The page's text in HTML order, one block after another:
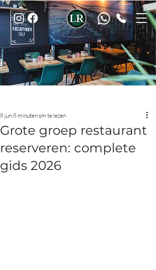
Grote groep restaurant
reserveren: complete
gids 2026
8 jun 8 minuten om te lezen